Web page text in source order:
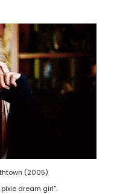
(2005)
dream girl".